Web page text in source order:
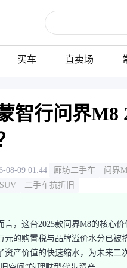
买车 直卖场
智行问界M8
08-09 01:44 廊坊二手车 问界
二手车抗折旧
言，这台2025款问界M8的核心
元的购置税与品牌溢价水分已被
资产价值的快速缩水，为未来二